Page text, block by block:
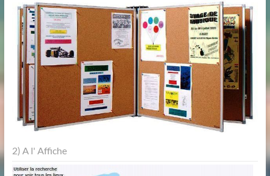
2) A l' Affiche